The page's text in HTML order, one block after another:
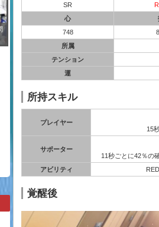
SR
心
748
所属
テンション
運
所持スキル
プレイヤー
15
サポーター
11秒ごとに42％の
アビリティ
覚醒後